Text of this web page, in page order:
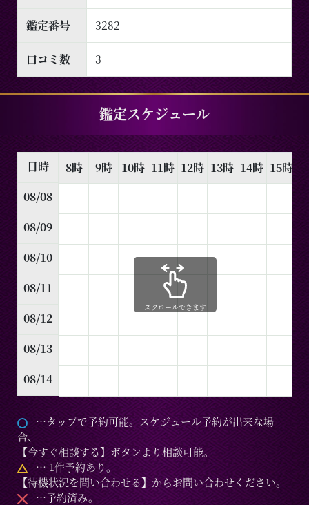
鑑定番号 3282
口コミ数 3
鑑定スケジュール
日時
08/08
08/09
08/10
08/11
08/12
08/13
08/14
8時 9時 10時 11時 12時 13時 14時 15時
スクロールできます
…タップで予約可能。スケジュール予約が出来な場
合、
【今すぐ相談する】ボタンより相談可能。
… 1件予約あり。
【待機状況を問い合わせる】からお問い合わせください。
…予約済み。